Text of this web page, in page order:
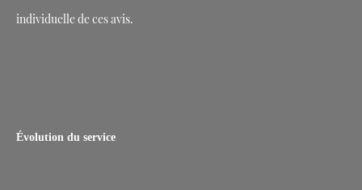
individuelle de ces avis.
Évolution du service